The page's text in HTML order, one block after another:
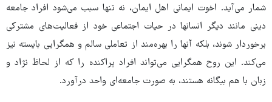
شمار می‌آید. اخوت ایمانی اهل ایمان، نه تنها سبب می‌شود افراد جامعه
دینی مانند دیگر انسانها در حیات اجتماعی خود از فعالیت‌های مشترکی
برخوردار شوند، بلکه آنها را بهره‌مند از تعاملی سالم و همگرایی بایسته نیز
می‌کند. این روح همگرایی می‌تواند افراد پراکنده را که از لحاظ نژاد و
زبان با هم بیگانه هستند، به صورت جامعه‌ای واحد درآورد.